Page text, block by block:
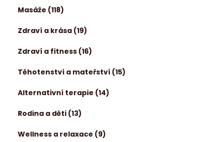
Masáže (118)
Zdraví a krása (19)
Zdraví a fitness (16)
Těhotenství a mateřství (15)
Alternativní terapie (14)
Rodina a děti (13)
Wellness a relaxace (9)